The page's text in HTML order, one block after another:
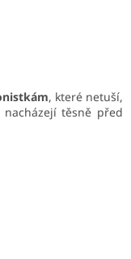
, které netuší,
těsně před